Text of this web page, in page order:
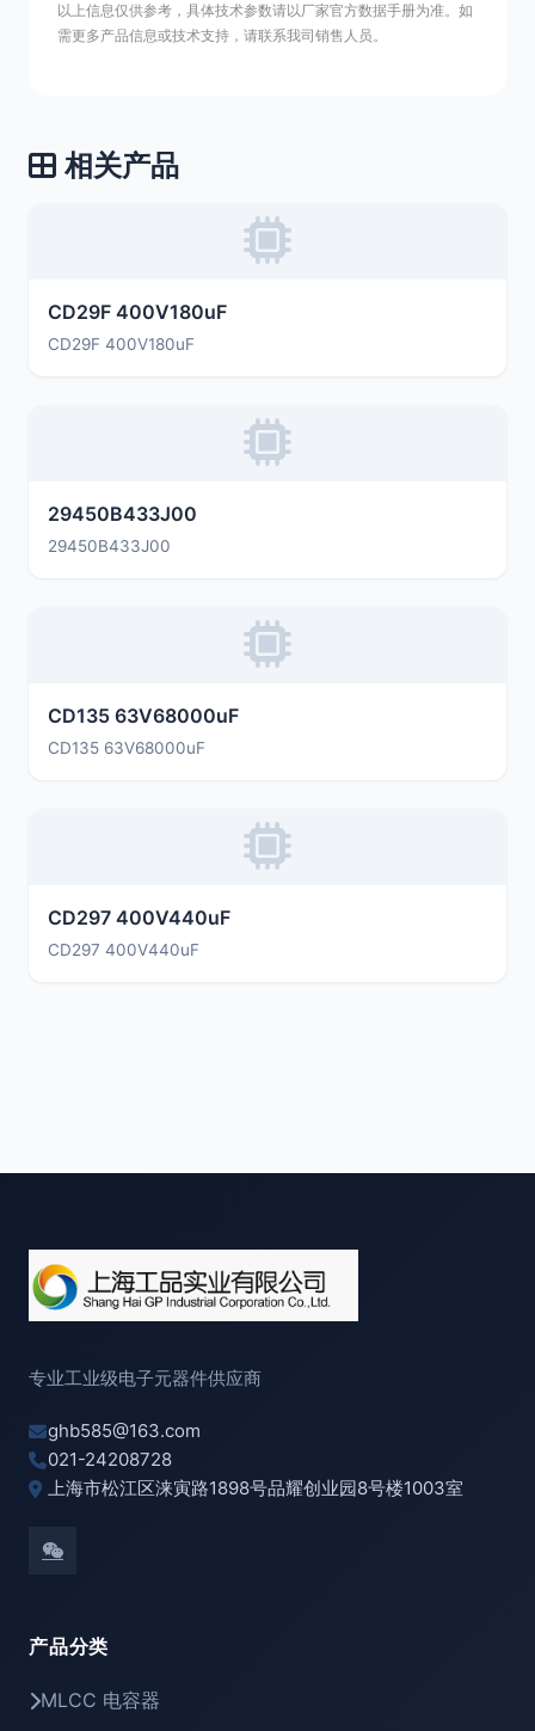
以上信息仅供参考，具体技术参数请以厂家官方数据手册为准。如
需更多产品信息或技术支持，请联系我司销售人员。
相关产品
CD29F 400V180uF
CD29F 400V180uF
29450B433J00
29450B433J00
CD135 63V68000uF
CD135 63V68000uF
CD297 400V440uF
CD297 400V440uF
专业工业级电子元器件供应商
ghb585@163.com
021-24208728
上海市松江区涞寅路1898号品耀创业园8号楼1003室
产品分类
MLCC 电容器